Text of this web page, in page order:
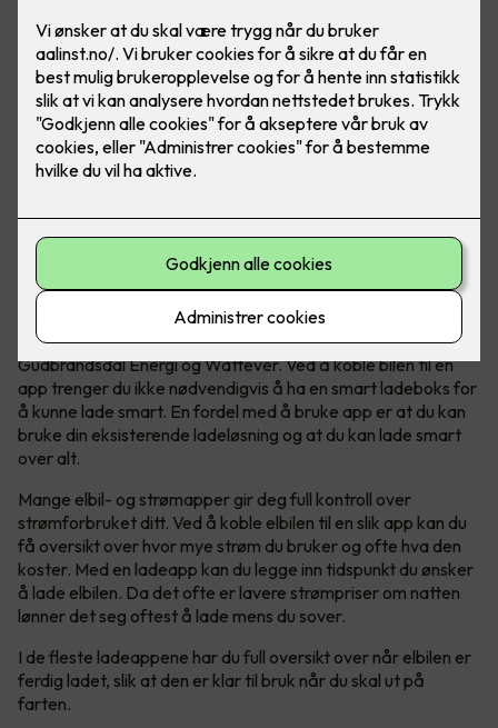
mye penger. Om elbilen din støtter det kan du lade smart
ved kun å bruke en app.
Smart elbillading - hele døgnet
I dag finnes det mange ladeløsninger som Tibber,
Gudbrandsdal Energi og Wattever. Ved å koble bilen til en
app trenger du ikke nødvendigvis å ha en smart ladeboks for
å kunne lade smart. En fordel med å bruke app er at du kan
bruke din eksisterende ladeløsning og at du kan lade smart
over alt.
Mange elbil- og strømapper gir deg full kontroll over
strømforbruket ditt. Ved å koble elbilen til en slik app kan du
få oversikt over hvor mye strøm du bruker og ofte hva den
koster. Med en ladeapp kan du legge inn tidspunkt du ønsker
å lade elbilen. Da det ofte er lavere strømpriser om natten
lønner det seg oftest å lade mens du sover.
I de fleste ladeappene har du full oversikt over når elbilen er
ferdig ladet, slik at den er klar til bruk når du skal ut på
farten.